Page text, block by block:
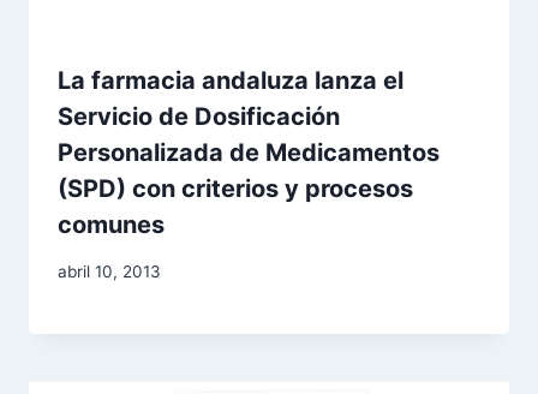
La farmacia andaluza lanza el
Servicio de Dosificación
Personalizada de Medicamentos
(SPD) con criterios y procesos
comunes
Por
abril 10, 2013